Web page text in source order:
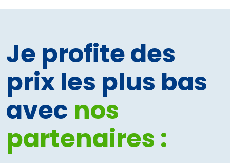
Je profite des
prix les plus bas
avec nos
partenaires :